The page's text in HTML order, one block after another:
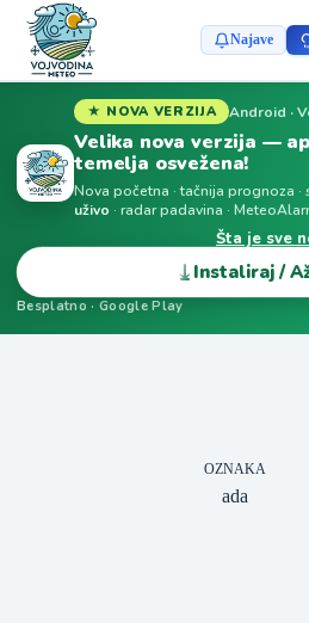
Najave
★ NOVA VERZIJA Android ·
Velika nova verzija —
temelja osvežena!
Nova početna · tačnija prognoza ·
uživo · radar padavina ·
Šta je sve
⤓ Instaliraj /
Besplatno · Google Play
OZNAKA
ada